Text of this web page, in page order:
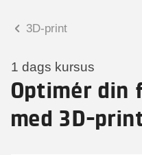
3D-print
1 dags kursus
Optimér din
med 3D-